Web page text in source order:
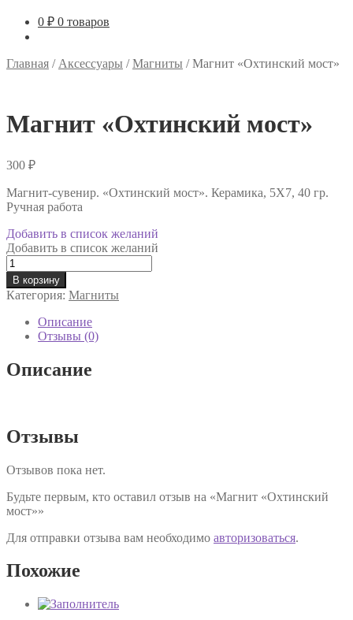
0 ₽ 0 товаров
Главная / Аксессуары /Магниты /Магнит «Охтинский мост»
Магнит «Охтинский мост»
300 ₽
Магнит-сувенир. «Охтинский мост». Керамика, 5Х7, 40 гр.
Ручная работа
Добавить в список желаний
Добавить в список желаний
Количество
товара
Магнит
"Охтинский
мост"
В корзину
Категория: Магниты
Описание
Отзывы (0)
Описание
Отзывы
Отзывов пока нет.
Будьте первым, кто оставил отзыв на «Магнит «Охтинский
мост»»
Для отправки отзыва вам необходимо авторизоваться.
Похожие